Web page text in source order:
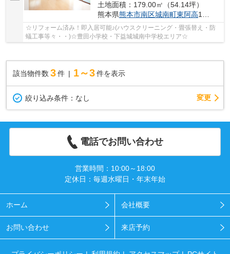
土地面積：179.00㎡（54.14坪）
熊本県熊本市南区城南町東阿高176-6
☆リフォーム済み！即入居可能♪(ハウスクリーニング・畳張替え・防
蟻工事等々・・)☆豊田小学校・下益城城南中学校エリア☆
該当物件数 3件 1～3 件を表示
絞り込み条件： なし 変更
電話でお問い合わせ
営業時間：10:00～18:00
定休日：毎週水曜日・年末年始
ホーム 会社概要
お問い合わせ 来店予約